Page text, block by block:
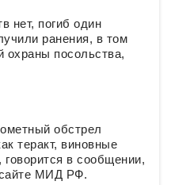
нет, погиб один
ранения, в том
охраны посольства,
обстрел
теракт, виновные
в сообщении,
сайте МИД РФ.